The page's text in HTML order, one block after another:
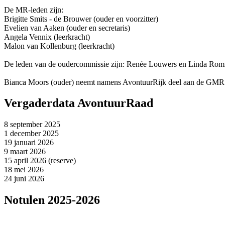
De MR-leden zijn:
Brigitte Smits - de Brouwer (ouder en voorzitter)
Evelien van Aaken (ouder en secretaris)
Angela Vennix (leerkracht)
Malon van Kollenburg (leerkracht)
De leden van de oudercommissie zijn: Renée Louwers en Linda
Bianca Moors (ouder) neemt namens AvontuurRijk deel aan de
Vergaderdata AvontuurRaad
8 september 2025
1 december 2025
19 januari 2026
9 maart 2026
15 april 2026 (reserve)
18 mei 2026
24 juni 2026
Notulen 2025-2026